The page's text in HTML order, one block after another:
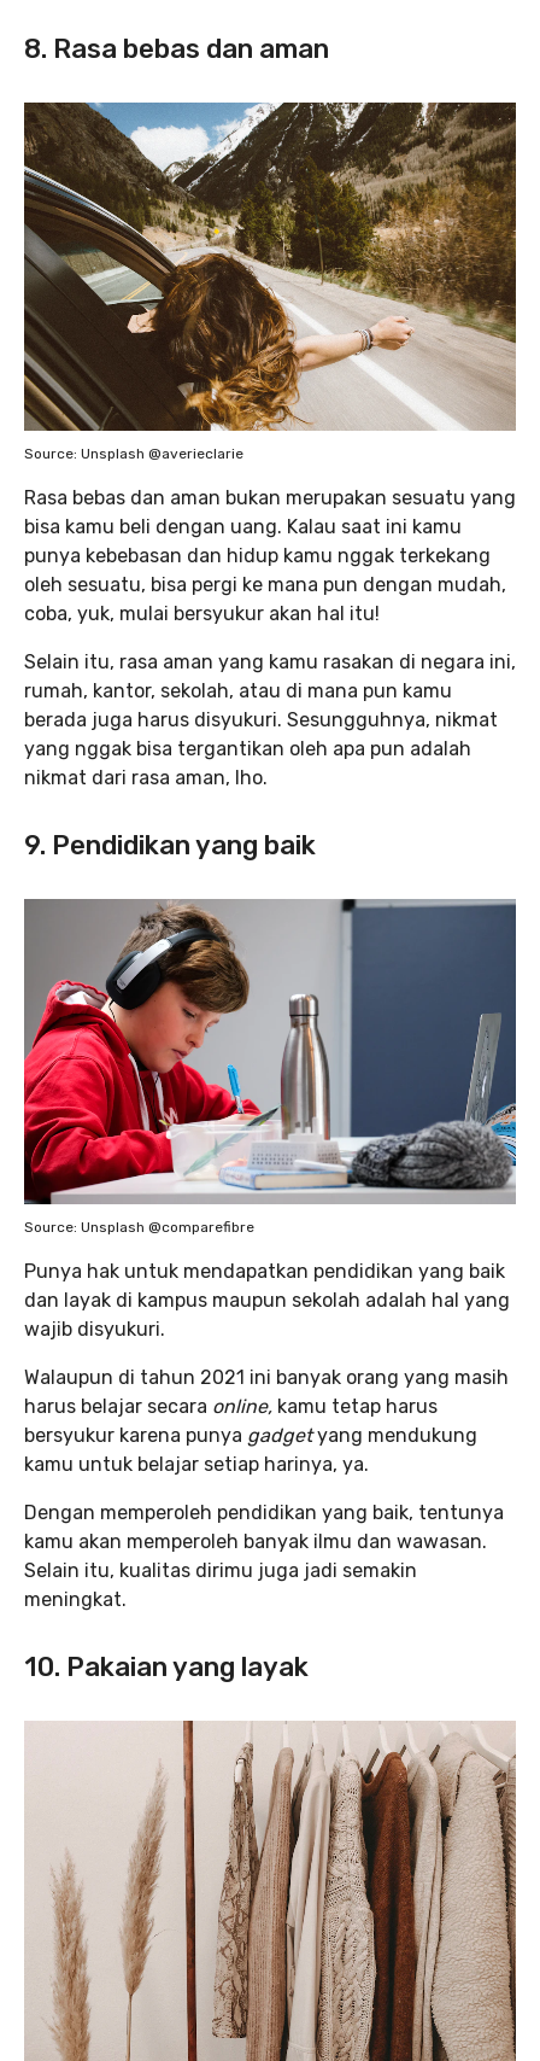
8. Rasa bebas dan aman
Source: Unsplash @averieclarie
Rasa bebas dan aman bukan merupakan sesuatu yang
bisa kamu beli dengan uang. Kalau saat ini kamu
punya kebebasan dan hidup kamu nggak terkekang
oleh sesuatu, bisa pergi ke mana pun dengan mudah,
coba, yuk, mulai bersyukur akan hal itu!
Selain itu, rasa aman yang kamu rasakan di negara ini,
rumah, kantor, sekolah, atau di mana pun kamu
berada juga harus disyukuri. Sesungguhnya, nikmat
yang nggak bisa tergantikan oleh apa pun adalah
nikmat dari rasa aman, lho.
9. Pendidikan yang baik
Source: Unsplash @comparefibre
Punya hak untuk mendapatkan pendidikan yang baik
dan layak di kampus maupun sekolah adalah hal yang
wajib disyukuri.
Walaupun di tahun 2021 ini banyak orang yang masih
harus belajar secara online, kamu tetap harus
bersyukur karena punya gadgetyang mendukung
kamu untuk belajar setiap harinya, ya.
Dengan memperoleh pendidikan yang baik, tentunya
kamu akan memperoleh banyak ilmu dan wawasan.
Selain itu, kualitas dirimu juga jadi semakin
meningkat.
10. Pakaian yang layak